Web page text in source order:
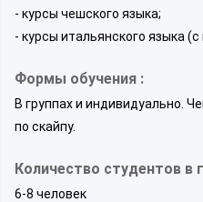
- курсы чешского языка;
- курсы итальянского языка
Формы обучения :
В группах и индивидуально.
по скайпу.
Количество студентов в
6-8 человек